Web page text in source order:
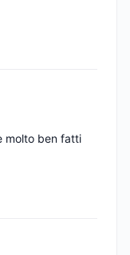
molto ben fatti